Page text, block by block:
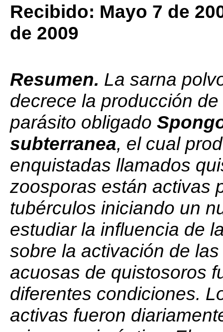
Recibido: Mayo 7 de
de 2009
Resumen. La sarna
decrece la producción
parásito obligado
subterranea, el cual
enquistadas llamados
zoosporas están activas
tubérculos iniciando un
estudiar la influencia de
sobre la activación de
acuosas de quistosoros
diferentes condiciones.
activas fueron